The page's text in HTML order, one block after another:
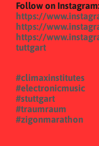
Follow on
https://
https://
https://
tuttgart
#climaxinstitutes
#electronicmusic
#stuttgart
#traumraum
#zigonmarathon